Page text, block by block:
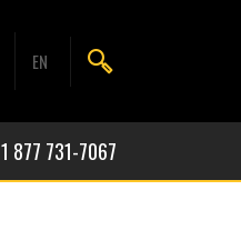
EN
1 877 731-7067